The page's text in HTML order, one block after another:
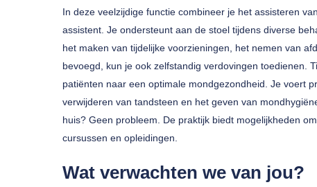
In deze veelzijdige functie combineer je het assisteren
assistent. Je ondersteunt aan de stoel tijdens diverse
het maken van tijdelijke voorzieningen, het nemen van
bevoegd, kun je ook zelfstandig verdovingen toedienen.
patiënten naar een optimale mondgezondheid. Je voert
verwijderen van tandsteen en het geven van
huis? Geen probleem. De praktijk biedt mogelijkheden
cursussen en opleidingen.
Wat verwachten we van jou?